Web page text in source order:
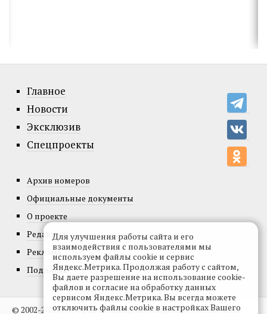
Главное
Новости
Эксклюзив
Спецпроекты
Архив номеров
Официальные документы
О проекте
Редакция
Реклама
Подписка
© 2002-2026, Все права защищены.Копирование и использование
Для улучшения работы сайта и его
взаимодействия с пользователями мы
используем файлы cookie и сервис
Яндекс.Метрика. Продолжая работу с сайтом,
Вы даете разрешение на использование cookie-
файлов и согласие на обработку данных
сервисом Яндекс.Метрика. Вы всегда можете
отключить файлы cookie в настройках Вашего